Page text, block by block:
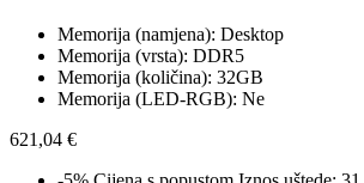
Memorija (namjena): Desktop
Memorija (vrsta): DDR5
Memorija (količina): 32GB
Memorija (LED-RGB): Ne
621,04 €